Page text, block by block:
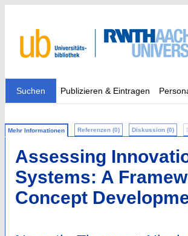
Suchen Publizieren & Eintragen
Mehr Informationen Referenzen (0) Diskussion (0)
Assessing
Systems: A
Concept